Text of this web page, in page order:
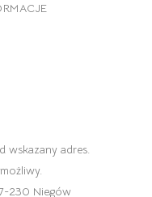
wskazany adres.
230 Niegów